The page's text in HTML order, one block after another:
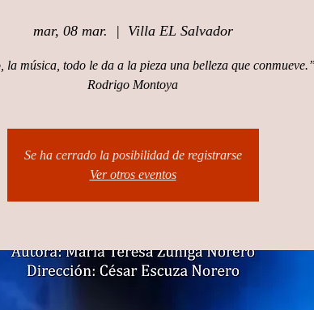
mar, 08 mar.
  |
Villa EL Salvador
la música, todo le da a la pieza una belleza que
Rodrigo Montoya
Se ha cerrado la posibilidad de registrarse
Ver otros eventos